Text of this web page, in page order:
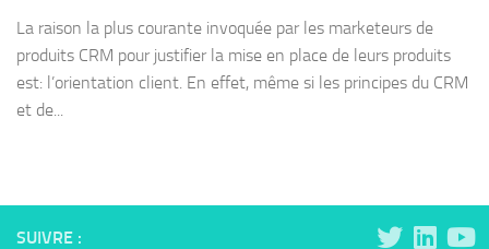
La raison la plus courante invoquée par les marketeurs de
produits CRM pour justifier la mise en place de leurs produits
est: l’orientation client. En effet, même si les principes du CRM
et de...
SUIVRE :